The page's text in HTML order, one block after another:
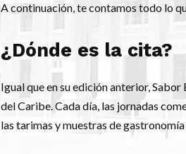
A continuación, te contamos todo lo
¿Dónde es la cita?
Igual que en su edición anterior,
del Caribe. Cada día, las jornadas
las tarimas y muestras de